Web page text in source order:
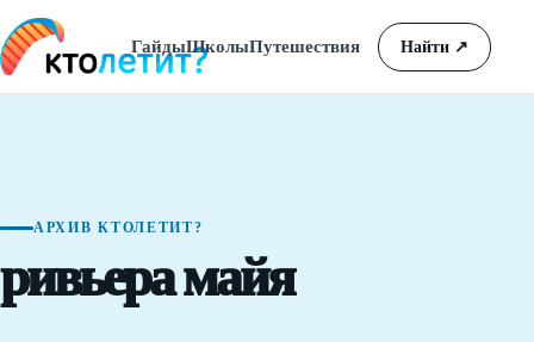
ГайдыШколыПутешествия Найти ↗
АРХИВ КТОЛЕТИТ?
ривьера майя